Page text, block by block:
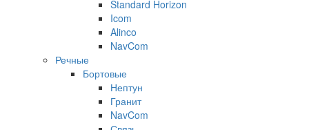
Standard Horizon
Icom
Alinco
NavCom
Речные
Бортовые
Нептун
Гранит
NavCom